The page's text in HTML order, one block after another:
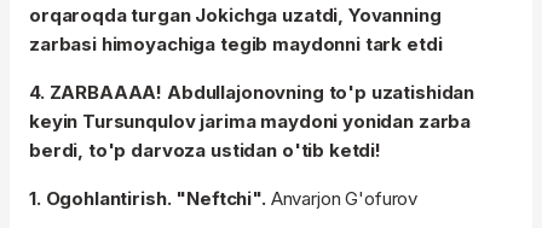
orqaroqda turgan Jokichga uzatdi, Yovanning
zarbasi himoyachiga tegib maydonni tark etdi
4. ZARBAAAA! Abdullajonovning to'p uzatishidan
keyin Tursunqulov jarima maydoni yonidan zarba
berdi, to'p darvoza ustidan o'tib ketdi!
1. Ogohlantirish. "Neftchi". Anvarjon G'ofurov